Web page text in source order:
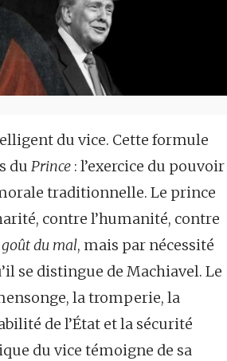
du vice. Cette formule
du Prince : l’exercice du pouvoir
traditionnelle. Le prince
contre l’humanité, contre
du mal, mais par nécessité
se distingue de Machiavel. Le
la tromperie, la
de l’État et la sécurité
du vice témoigne de sa